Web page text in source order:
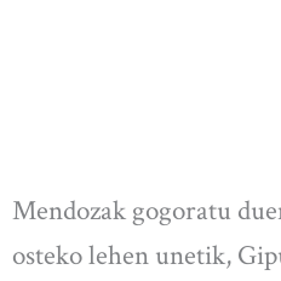
Mendozak gogoratu
osteko lehen unetik,